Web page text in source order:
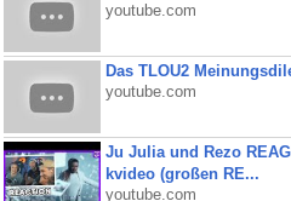
youtube.com
Das TLOU2
youtube.com
Ju Julia und Rezo
kvideo (großen RE...
youtube.com